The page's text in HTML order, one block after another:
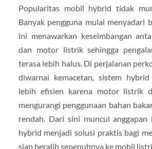
Popularitas mobil hybrid tidak
Banyak pengguna mulai menyadari
ini menawarkan keseimbangan
dan motor listrik sehingga
terasa lebih halus. Di perjalanan
diwarnai kemacetan, sistem
lebih efisien karena motor listrik
mengurangi penggunaan bahan
rendah. Dari sini muncul anggapan
hybrid menjadi solusi praktis bagi
siap beralih sepenuhnya ke mobil